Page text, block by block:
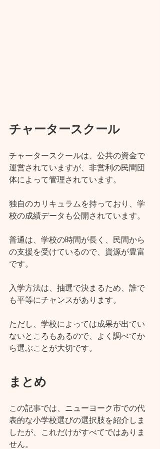
チャータースクール
チャータースクールは、公共の資金で
運営されていますが、非営利の民間団
体によって管理されています。
独自のカリキュラムを持っており、学
校の成績データも公開されています。
普通は、学校の時間が長く、民間から
の支援を受けているので、資源が豊富
です。
入学方法は、抽選で決まるため、誰で
も平等にチャンスがあります。
ただし、学校によっては成果が出てい
ないところもあるので、よく調べてか
ら選ぶことが大切です。
まとめ
この記事では、ニューヨーク市での代
表的な小学校選びの選択肢を紹介しま
したが、これだけがすべてではありま
せん。